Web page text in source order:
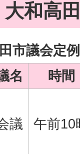
和高
市議会定
名 時間
議 午前10